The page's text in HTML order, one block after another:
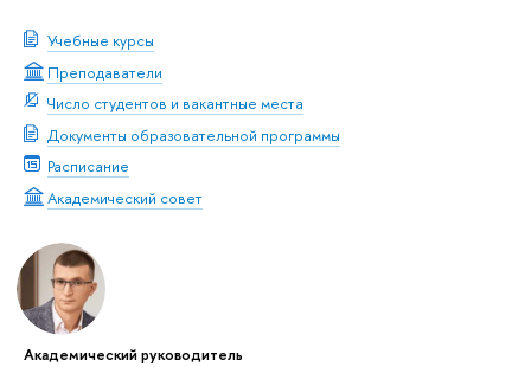
Учебные курсы
Преподаватели
Число студентов и вакантные места
Документы образовательной программы
Расписание
Академический совет
Академический руководитель